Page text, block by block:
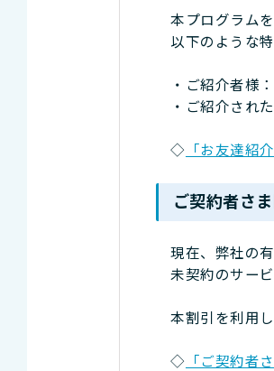
本プログラムを
以下のような
・ご紹介者様
・ご紹介された
◇ 「お友達紹
ご契約者さ
現在、弊社の有
未契約のサービ
本割引を利用
◇ 「ご契約者